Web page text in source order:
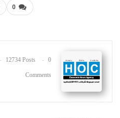
0
12734 Posts 0
Comments